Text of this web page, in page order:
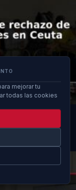
mejorar tu
todas las cookies
a